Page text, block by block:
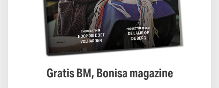
Gratis BM, Bonisa magazine